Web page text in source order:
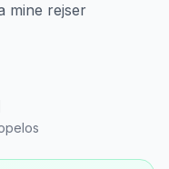
mine rejser